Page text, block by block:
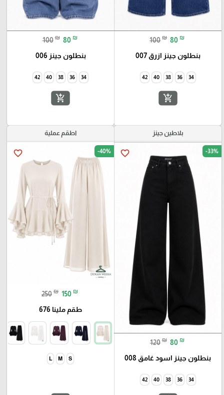
100 ₪ 80 ₪
بنطلون جينز ازرق 007
34
36
38
40
42
add_shopping_cart
100 ₪ 80 ₪
بنطلون جينز 006
add_shopping_cart
بلاطين جينز
favorite_border -33%
120 ₪ 80 ₪
بنطلون جينز اسود غامق 008
‏34
‏36
‏38
‏40
‏42
اطقم عملية
favorite_border -40%
250 ₪ 150 ₪
طقم ملينا 676